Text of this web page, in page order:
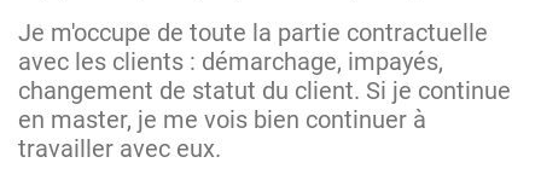
Je m'occupe de toute la partie contractuelle
avec les clients : démarchage, impayés,
changement de statut du client. Si je continue
en master, je me vois bien continuer à
travailler avec eux.